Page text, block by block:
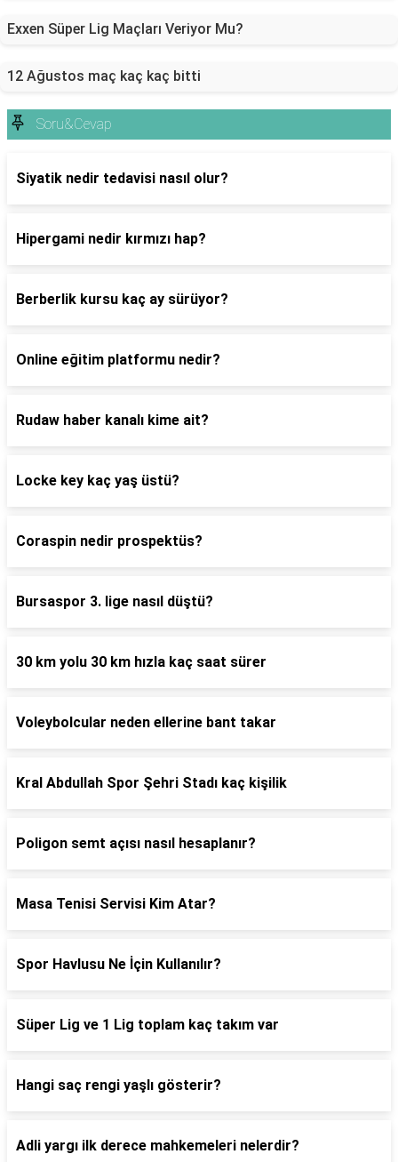
Exxen Süper Lig Maçları Veriyor Mu?
12 Ağustos maç kaç kaç bitti
Soru&Cevap
Siyatik nedir tedavisi nasıl olur?
Hipergami nedir kırmızı hap?
Berberlik kursu kaç ay sürüyor?
Online eğitim platformu nedir?
Rudaw haber kanalı kime ait?
Locke key kaç yaş üstü?
Coraspin nedir prospektüs?
Bursaspor 3. lige nasıl düştü?
30 km yolu 30 km hızla kaç saat sürer
Voleybolcular neden ellerine bant takar
Kral Abdullah Spor Şehri Stadı kaç kişilik
Poligon semt açısı nasıl hesaplanır?
Masa Tenisi Servisi Kim Atar?
Spor Havlusu Ne İçin Kullanılır?
Süper Lig ve 1 Lig toplam kaç takım var
Hangi saç rengi yaşlı gösterir?
Adli yargı ilk derece mahkemeleri nelerdir?